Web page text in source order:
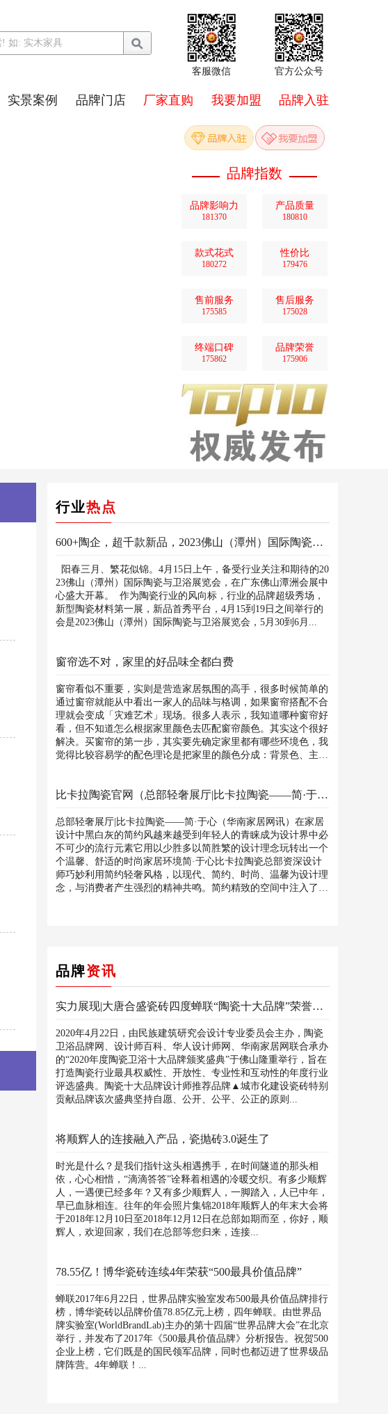
客服微信 官方公众号
实景案例 品牌门店 厂家直购 我要加盟 品牌入驻
品牌指数
品牌影响力
181370
产品质量
180810
款式花式
180272
性价比
179476
售前服务
175585
售后服务
175028
终端口碑
175862
品牌荣誉
175906
行业热点
600+陶企，超千款新品，2023佛山（潭州）国际陶瓷与卫浴展隆重开幕！
阳春三月、繁花似锦。4月15日上午，备受行业关注和期待的20
23佛山（潭州）国际陶瓷与卫浴展览会，在广东佛山潭洲会展中
心盛大开幕。 作为陶瓷行业的风向标，行业的品牌超级秀场，
新型陶瓷材料第一展，新品首秀平台，4月15到19日之间举行的
会是2023佛山（潭州）国际陶瓷与卫浴展览会，5月30到6月...
窗帘选不对，家里的好品味全都白费
窗帘看似不重要，实则是营造家居氛围的高手，很多时候简单的
通过窗帘就能从中看出一家人的品味与格调，如果窗帘搭配不合
理就会变成「灾难艺术」现场。很多人表示，我知道哪种窗帘好
看，但不知道怎么根据家里颜色去匹配窗帘颜色。其实这个很好
解决。买窗帘的第一步，其实要先确定家里都有哪些环境色，我
觉得比较容易学的配色理论是把家里的颜色分成：背景色、主角
比卡拉陶瓷官网（总部轻奢展厅|比卡拉陶瓷——简·于心）
总部轻奢展厅|比卡拉陶瓷——简·于心（华南家居网讯）在家居
设计中黑白灰的简约风越来越受到年轻人的青睐成为设计界中必
不可少的流行元素它用以少胜多以简胜繁的设计理念玩转出一个
个温馨、舒适的时尚家居环境简·于心比卡拉陶瓷总部资深设计
师巧妙利用简约轻奢风格，以现代、简约、时尚、温馨为设计理
念，与消费者产生强烈的精神共鸣。简约精致的空间中注入了温
品牌资讯
实力展现|大唐合盛瓷砖四度蝉联“陶瓷十大品牌”荣誉！唐风瓷砖斩获“城市化建设瓷砖特别贡献奖”!
2020年4月22日，由民族建筑研究会设计专业委员会主办，陶瓷
卫浴品牌网、设计师百科、华人设计师网、华南家居网联合承办
的“2020年度陶瓷卫浴十大品牌颁奖盛典”于佛山隆重举行，旨在
打造陶瓷行业最具权威性、开放性、专业性和互动性的年度行业
评选盛典。陶瓷十大品牌设计师推荐品牌▲城市化建设瓷砖特别
贡献品牌该次盛典坚持自愿、公开、公平、公正的原则...
将顺辉人的连接融入产品，瓷抛砖3.0诞生了
时光是什么？是我们指针这头相遇携手，在时间隧道的那头相
依，心心相惜，“滴滴答答”诠释着相遇的冷暖交织。有多少顺辉
人，一遇便已经多年？又有多少顺辉人，一脚踏入，人已中年，
早已血脉相连。往年的年会照片集锦2018年顺辉人的年末大会将
于2018年12月10日至2018年12月12日在总部如期而至，你好，顺
辉人，欢迎回家，我们在总部等您归来，连接...
78.55亿！博华瓷砖连续4年荣获“500最具价值品牌”
蝉联2017年6月22日，世界品牌实验室发布500最具价值品牌排行
榜，博华瓷砖以品牌价值78.85亿元上榜，四年蝉联。由世界品
牌实验室(WorldBrandLab)主办的第十四届“世界品牌大会”在北京
举行，并发布了2017年《500最具价值品牌》分析报告。祝贺500
企业上榜，它们既是的国民领军品牌，同时也都迈进了世界级品
牌阵营。4年蝉联！...